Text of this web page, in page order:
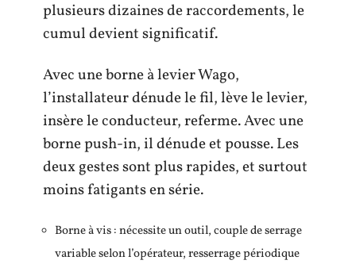
plusieurs dizaines de raccordements, le
cumul devient significatif.
Avec une borne à levier Wago,
l’installateur dénude le fil, lève le levier,
insère le conducteur, referme. Avec une
borne push-in, il dénude et pousse. Les
deux gestes sont plus rapides, et surtout
moins fatigants en série.
Borne à vis : nécessite un outil, couple de serrage
variable selon l’opérateur, resserrage périodique